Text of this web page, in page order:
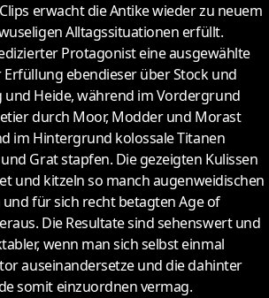
erwacht die Antike wieder zu neuem
Alltagssituationen erfüllt.
Protagonist eine ausgewählte
ebendieser über Stock und
und Heide, während im Vordergrund
durch Moor, Modder und Morast
im Hintergrund kolossale Titanen
Grat stapfen. Die gezeigten Kulissen
und kitzeln so manch augenweidischen
und für sich recht betagten Age of
Die Resultate sind sehenswert und
wenn man sich selbst einmal
auseinandersetze und die dahinter
somit einzuordnen vermag.